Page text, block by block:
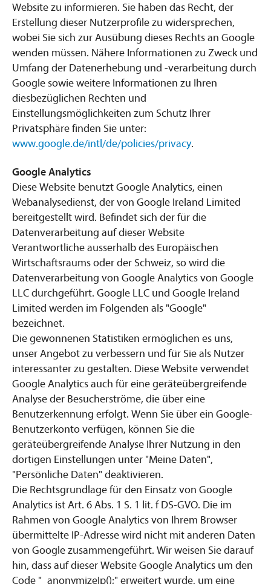
Website zu informieren. Sie haben das Recht, der
Erstellung dieser Nutzerprofile zu widersprechen,
wobei Sie sich zur Ausübung dieses Rechts an Google
wenden müssen. Nähere Informationen zu Zweck und
Umfang der Datenerhebung und -verarbeitung durch
Google sowie weitere Informationen zu Ihren
diesbezüglichen Rechten und
Einstellungsmöglichkeiten zum Schutz Ihrer
Privatsphäre finden Sie unter:
www.google.de/intl/de/policies/privacy.
Google Analytics
Diese Website benutzt Google Analytics, einen
Webanalysedienst, der von Google Ireland Limited
bereitgestellt wird. Befindet sich der für die
Datenverarbeitung auf dieser Website
Verantwortliche ausserhalb des Europäischen
Wirtschaftsraums oder der Schweiz, so wird die
Datenverarbeitung von Google Analytics von Google
LLC durchgeführt. Google LLC und Google Ireland
Limited werden im Folgenden als "Google"
bezeichnet.
Die gewonnenen Statistiken ermöglichen es uns,
unser Angebot zu verbessern und für Sie als Nutzer
interessanter zu gestalten. Diese Website verwendet
Google Analytics auch für eine geräteübergreifende
Analyse der Besucherströme, die über eine
Benutzerkennung erfolgt. Wenn Sie über ein Google-
Benutzerkonto verfügen, können Sie die
geräteübergreifende Analyse Ihrer Nutzung in den
dortigen Einstellungen unter "Meine Daten",
"Persönliche Daten" deaktivieren.
Die Rechtsgrundlage für den Einsatz von Google
Analytics ist Art. 6 Abs. 1 S. 1 lit. f DS-GVO. Die im
Rahmen von Google Analytics von Ihrem Browser
übermittelte IP-Adresse wird nicht mit anderen Daten
von Google zusammengeführt. Wir weisen Sie darauf
hin, dass auf dieser Website Google Analytics um den
Code "_anonymizeIp();" erweitert wurde, um eine